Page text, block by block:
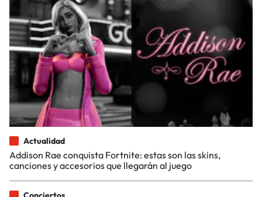
Actualidad
Addison Rae conquista Fortnite: estas son las skins,
canciones y accesorios que llegarán al juego